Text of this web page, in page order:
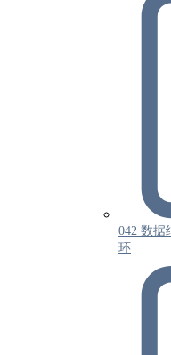
042 数据
环